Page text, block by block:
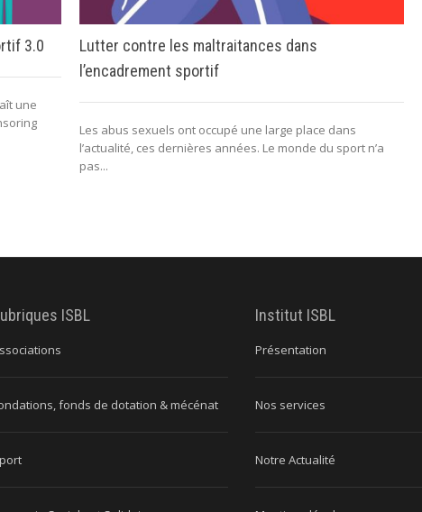
3.0
une
Lutter contre les maltraitances dans
l’encadrement sportif
Les abus sexuels ont occupé une large place dans
l’actualité, ces dernières années. Le monde du sport n’a
pas...
ISBL
fonds de dotation & mécénat
Institut ISBL
Présentation
Nos services
Notre Actualité